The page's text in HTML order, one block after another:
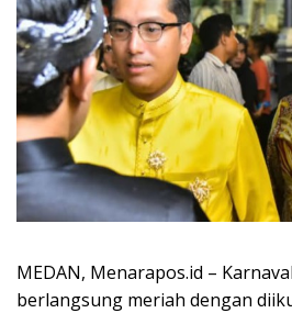
MEDAN, Menarapos.id –
berlangsung meriah dengan